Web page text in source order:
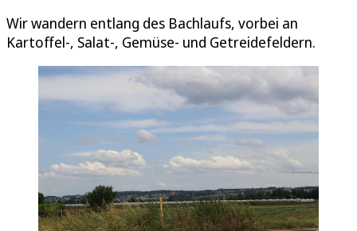
Wir wandern entlang des Bachlaufs, vorbei an
Kartoffel-, Salat-, Gemüse- und Getreidefeldern.